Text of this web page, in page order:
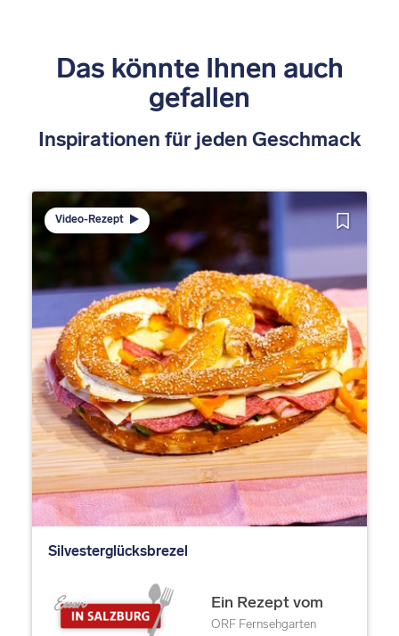
Das könnte Ihnen auch
gefallen
Inspirationen für jeden Geschmack
Video-Rezept
Silvesterglücksbrezel
Ein Rezept vom
ORF Fernsehgarten